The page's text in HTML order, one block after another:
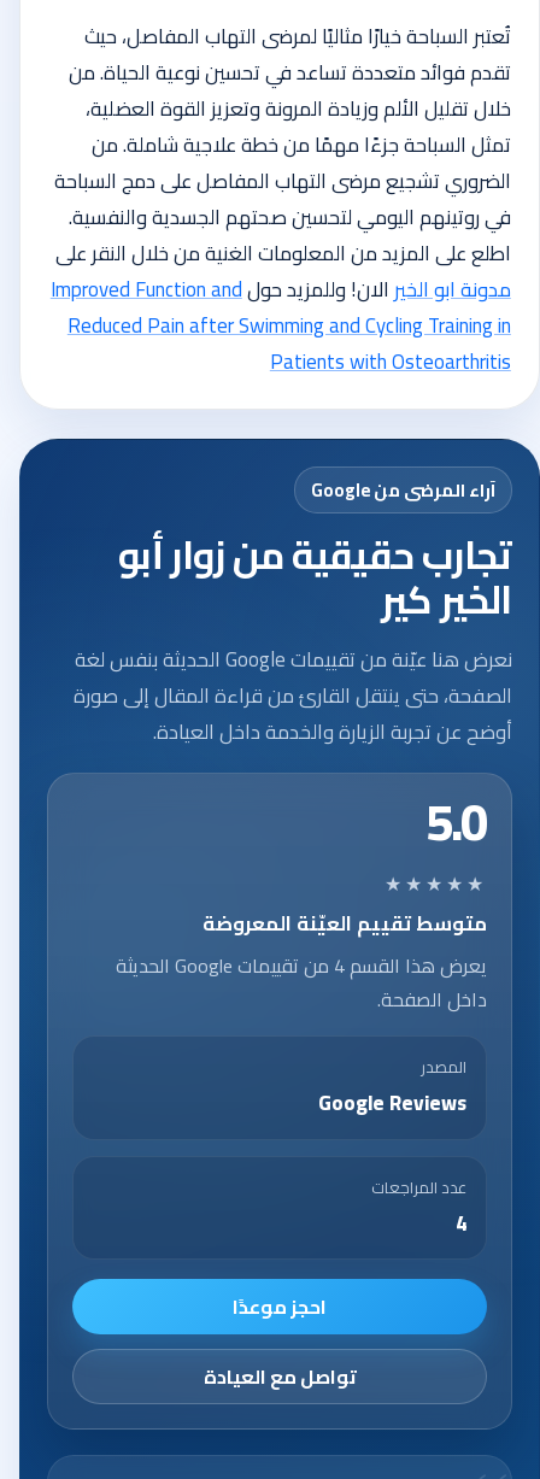
تُعتبر السباحة خيارًا مثاليًا لمرضى التهاب المفاصل، حيث
تقدم فوائد متعددة تساعد في تحسين نوعية الحياة. من
خلال تقليل الألم وزيادة المرونة وتعزيز القوة العضلية،
تمثل السباحة جزءًا مهمًا من خطة علاجية شاملة. من
الضروري تشجيع مرضى التهاب المفاصل على دمج السباحة
في روتينهم اليومي لتحسين صحتهم الجسدية والنفسية.
اطلع على المزيد من المعلومات الغنية من خلال النقر على
مدونة ابو الخيرالان!وللمزيد حولImproved Function and
Reduced Pain after Swimming and Cycling Training in
Patients with Osteoarthritis
آراء المرضى من Google
تجارب حقيقية من زوار أبو
الخير كير
نعرض هنا عيّنة من تقييمات Google الحديثة بنفس لغة
الصفحة، حتى ينتقل القارئ من قراءة المقال إلى صورة
أوضح عن تجربة الزيارة والخدمة داخل العيادة.
5.0
★★★★★
متوسط تقييم العيّنة المعروضة
يعرض هذا القسم 4 من تقييمات Google الحديثة
داخل الصفحة.
المصدر
Google Reviews
عدد المراجعات
4
احجز موعدًا
تواصل مع العيادة